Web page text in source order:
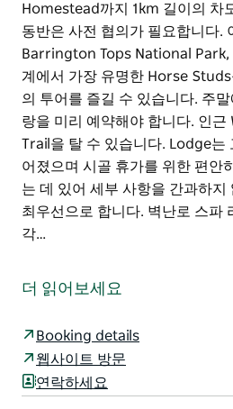
Homestead까지 1km 길이의 차
동반은 사전 협의가 필요합니다.
Barrington Tops National Park,
계에서 가장 유명한 Horse
의 투어를 즐길 수 있습니다. 주
랑을 미리 예약해야 합니다. 인
Trail을 탈 수 있습니다. Lodge는
어졌으며 시골 휴가를 위한 편안
는 데 있어 세부 사항을 간과하지
최우선으로 합니다. 벽난로 스파
각…
109에이커 규모의 부지에 자리
동반은 사전 협의가 필요합니다.
이 지역에서는 특히 Barrington
Denman Wineries 세계에서 가
더 읽어보세요
Booking details
웹사이트 방문
연락하세요